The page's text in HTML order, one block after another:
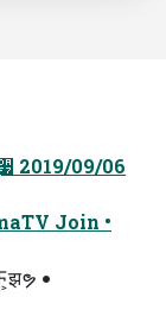
Join •